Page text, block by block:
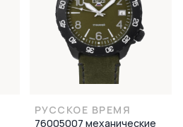
РУССКОЕ ВРЕМЯ
76005007 механические